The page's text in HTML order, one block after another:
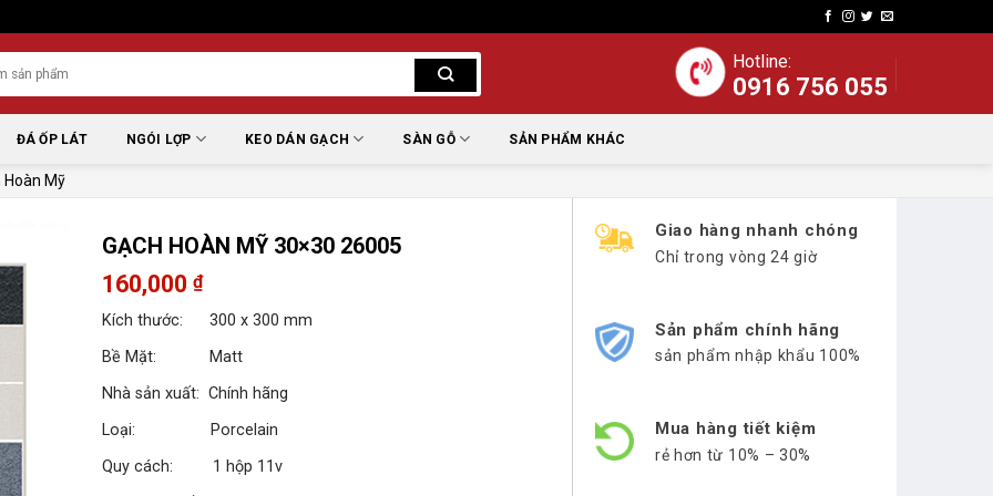
Hotline:
0916 756 055
ĐÁ ỐP LÁT NGÓI LỢP KEO DÁN GẠCH SÀN GỖ SẢN PHẨM KHÁC
Hoàn Mỹ
GẠCH HOÀN MỸ 30×30 26005
160,000₫
Kích thước: 300 x 300 mm
Bề Mặt: Matt
Nhà sản xuất: Chính hãng
Loại: Porcelain
Quy cách: 1 hộp 11v
Giao hàng nhanh chóng
Chỉ trong vòng 24 giờ
Sản phẩm chính hãng
sản phẩm nhập khẩu 100%
Mua hàng tiết kiệm
rẻ hơn từ 10% – 30%